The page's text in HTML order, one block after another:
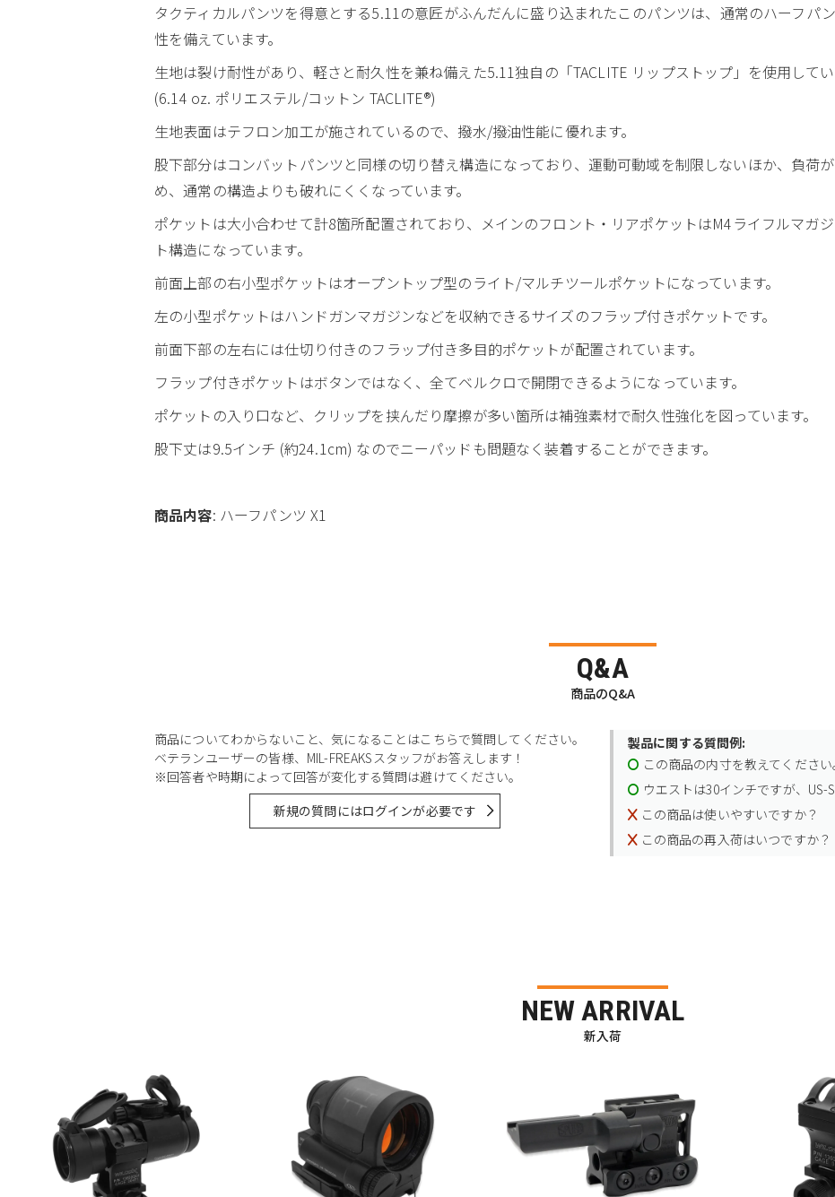
タクティカルパンツを得意とする5.11の意匠がふんだんに盛り込まれたこのパンツは、通常のハーフパ
性を備えています。
生地は裂け耐性があり、軽さと耐久性を兼ね備えた5.11独自の「TACLITE リップストップ」を使用してい
(6.14 oz. ポリエステル/コットン TACLITE®)
生地表面はテフロン加工が施されているので、撥水/撥油性能に優れます。
股下部分はコンバットパンツと同様の切り替え構造になっており、運動可動域を制限しないほか、負荷
め、通常の構造よりも破れにくくなっています。
ポケットは大小合わせて計8箇所配置されており、メインのフロント・リアポケットはM4ライフルマガ
ト構造になっています。
前面上部の右小型ポケットはオープントップ型のライト/マルチツールポケットになっています。
左の小型ポケットはハンドガンマガジンなどを収納できるサイズのフラップ付きポケットです。
前面下部の左右には仕切り付きのフラップ付き多目的ポケットが配置されています。
フラップ付きポケットはボタンではなく、全てベルクロで開閉できるようになっています。
ポケットの入り口など、クリップを挟んだり摩擦が多い箇所は補強素材で耐久性強化を図っています。
股下丈は9.5インチ (約24.1cm) なのでニーパッドも問題なく装着することができます。
商品内容: ハーフパンツ X1
Q&A
商品のQ&A
商品についてわからないこと、気になることはこちらで質問してください。
ベテランユーザーの皆様、MIL-FREAKSスタッフがお答えします！
※回答者や時期によって回答が変化する質問は避けてください。
新規の質問にはログインが必要です
製品に関する質問例:
この商品の内寸を教えてください
ウエストは30インチですが、US-
この商品は使いやすいですか？
この商品の再入荷はいつですか？
NEW ARRIVAL
新入荷